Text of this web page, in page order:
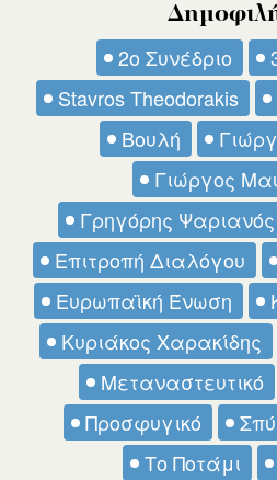
2ο Συνέδριο
Stavros Theodorakis
Βουλή
Γιώργος
Γρηγόρης Ψαριανός
Επιτροπή Διαλόγου
Ευρωπαϊκή Ένωση
Κυριάκος Χαρακίδης
Μεταναστευτικό
Προσφυγικό
Το Ποτάμι